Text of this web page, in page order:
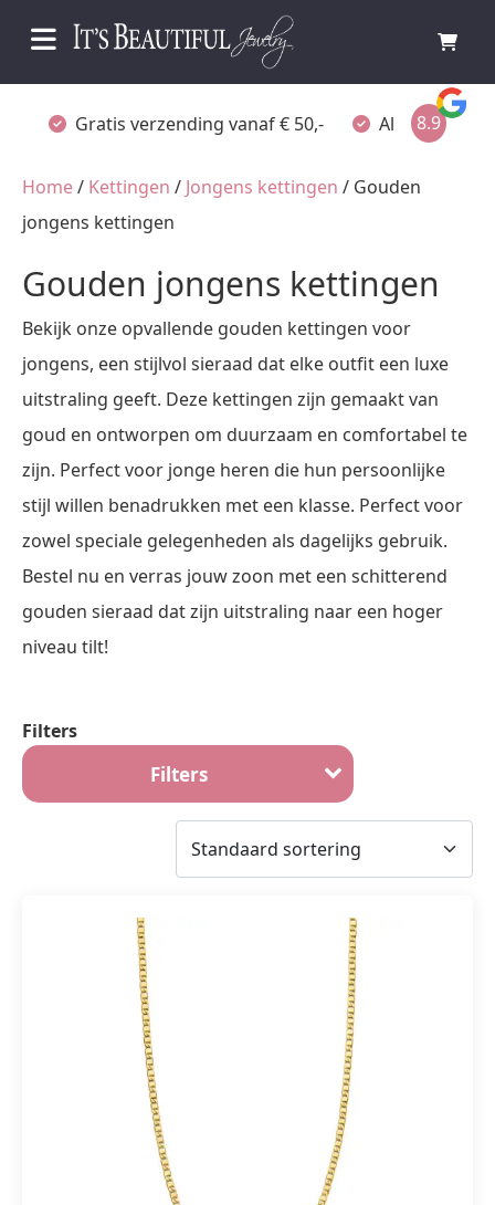
Gratis verzending vanaf € 50,- Altijd verpakt
8.9
Home/ Kettingen / Jongens kettingen / Gouden
jongens kettingen
Gouden jongens kettingen
Bekijk onze opvallende gouden kettingen voor
jongens, een stijlvol sieraad dat elke outfit een luxe
uitstraling geeft. Deze kettingen zijn gemaakt van
goud en ontworpen om duurzaam en comfortabel te
zijn. Perfect voor jonge heren die hun persoonlijke
stijl willen benadrukken met een klasse. Perfect voor
zowel speciale gelegenheden als dagelijks gebruik.
Bestel nu en verras jouw zoon met een schitterend
gouden sieraad dat zijn uitstraling naar een hoger
niveau tilt!
Filters
Filters